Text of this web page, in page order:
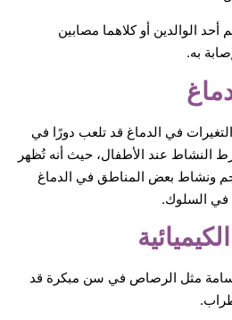
أحد الوالدين أو كلاهما مصابين
به.
في الدماغ قد تلعب دورًا في
النشاط عند الأطفال، حيث أنه تُظهر
ونشاط بعض المناطق في الدماغ
في السلوك.
السامة مثل الرصاص في سن مبكرة قد